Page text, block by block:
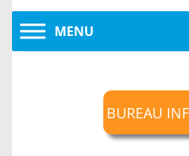
BUREAU